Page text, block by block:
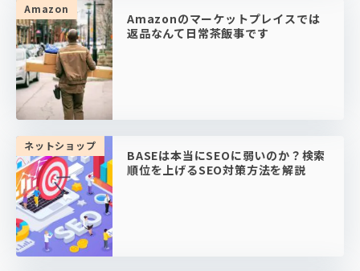
Amazon
Amazonのマーケットプレイスでは
返品なんて日常茶飯事です
ネットショップ
BASEは本当にSEOに弱いのか？検索
順位を上げるSEO対策方法を解説